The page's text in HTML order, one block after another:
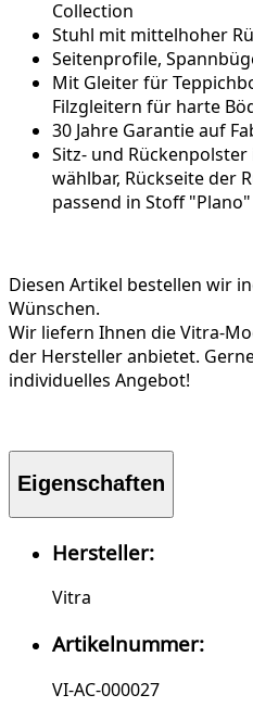
Collection
Stuhl mit mittelhoher
Seitenprofile,
Mit Gleiter für
Filzgleitern für harte
30 Jahre Garantie auf
Sitz- und
wählbar, Rückseite der
passend in Stoff "Plano"
Diesen Artikel bestellen wir
Wünschen.
Wir liefern Ihnen die Vitra-
der Hersteller anbietet.
individuelles Angebot!
Eigenschaften
Hersteller:
Vitra
Artikelnummer:
VI-AC-000027